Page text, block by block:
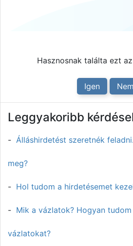
Hasznosnak találta ezt
Igen Nem
Leggyakoribb
Álláshirdetést szeretnék
meg?
Hol tudom a hirdetésemet
Mik a vázlatok? Hogyan tudom
vázlatokat?